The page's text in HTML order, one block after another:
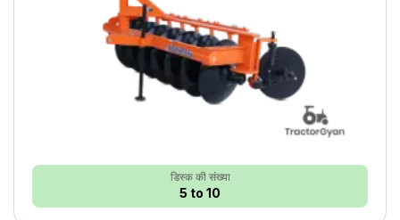
डिस्क की संख्या
5 to 10